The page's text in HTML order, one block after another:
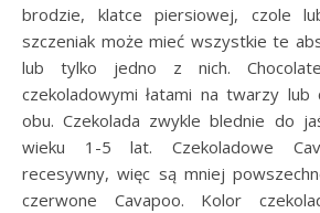
brodzie, klatce piersiowej, czole
szczeniak może mieć wszystkie te
lub tylko jedno z nich.
czekoladowymi łatami na twarzy lub
obu. Czekolada zwykle blednie do
wieku 1-5 lat. Czekoladowe
recesywny, więc są mniej
czerwone Cavapoo. Kolor